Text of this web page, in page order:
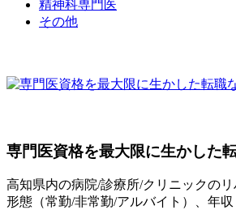
精神科専門医
その他
専門医資格を最大限に生かした
高知県内の病院/診療所/クリニックの
形態（常勤/非常勤/アルバイト）、年